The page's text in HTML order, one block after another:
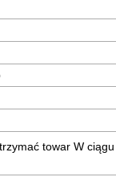
towar W ciągu